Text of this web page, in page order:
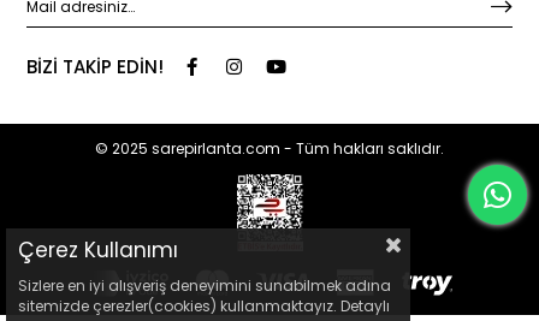
BİZİ TAKİP EDİN!
© 2025 sarepirlanta.com - Tüm hakları saklıdır.
Çerez Kullanımı
Sizlere en iyi alışveriş deneyimini sunabilmek adına
sitemizde çerezler(cookies) kullanmaktayız. Detaylı